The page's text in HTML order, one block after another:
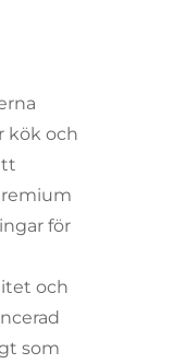
kök och
för
och
som